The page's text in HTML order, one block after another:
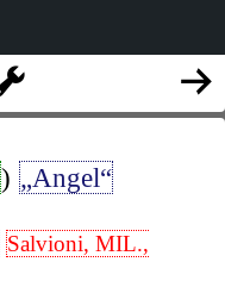
) „Angel“
Salvioni, MIL.,